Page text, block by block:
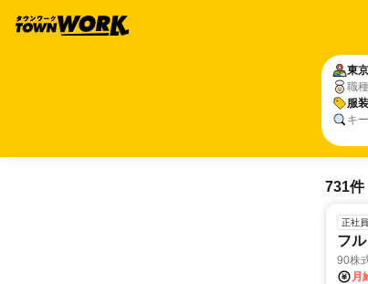
東
職
服
キ
731件
正社員
フ
90株
月